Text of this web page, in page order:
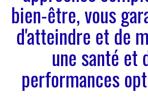
bien-être, vous
d'atteindre et de
une santé et
performances